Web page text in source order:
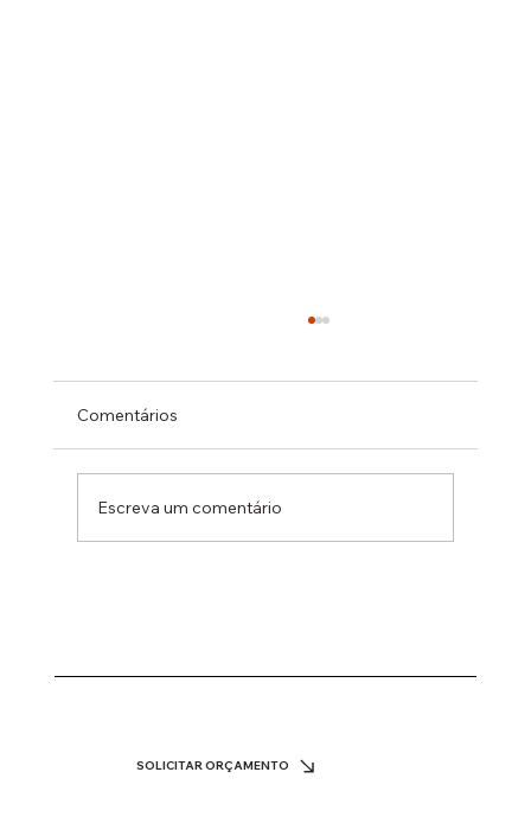
CANOINHAS - SC
Comentários
Escreva um comentário
SOLICITAR ORÇAMENTO